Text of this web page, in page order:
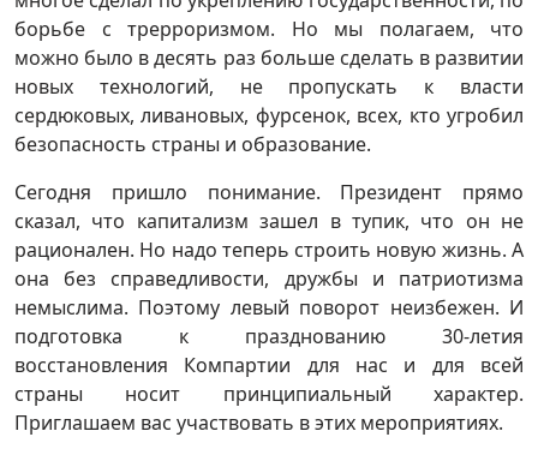
борьбе с трерроризмом. Но мы полагаем, что
можно было в десять раз больше сделать в развитии
новых технологий, не пропускать к власти
сердюковых, ливановых, фурсенок, всех, кто угробил
безопасность страны и образование.
Сегодня пришло понимание. Президент прямо
сказал, что капитализм зашел в тупик, что он не
рационален. Но надо теперь строить новую жизнь. А
она без справедливости, дружбы и патриотизма
немыслима. Поэтому левый поворот неизбежен. И
подготовка к празднованию 30-летия
восстановления Компартии для нас и для всей
страны носит принципиальный характер.
Приглашаем вас участвовать в этих мероприятиях.